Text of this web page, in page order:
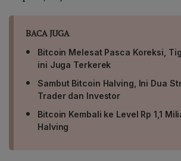
BACA JUGA
Bitcoin Melesat Pasca Koreksi,
ini Juga Terkerek
Sambut Bitcoin Halving, Ini Dua
Trader dan Investor
Bitcoin Kembali ke Level Rp 1,1
Halving